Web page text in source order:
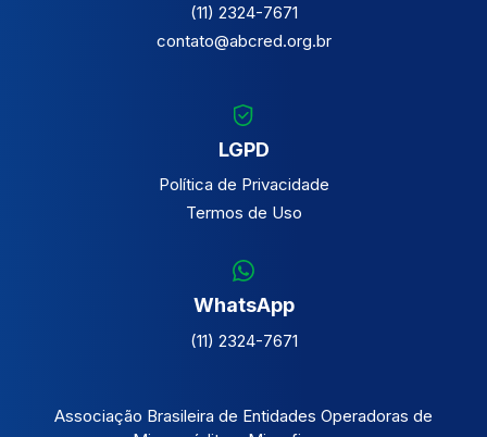
(11) 2324-7671
contato@abcred.org.br
LGPD
Política de Privacidade
Termos de Uso
WhatsApp
(11) 2324-7671
Associação Brasileira de Entidades Operadoras de